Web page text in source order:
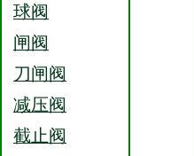
球阀
闸阀
刀闸阀
减压阀
截止阀